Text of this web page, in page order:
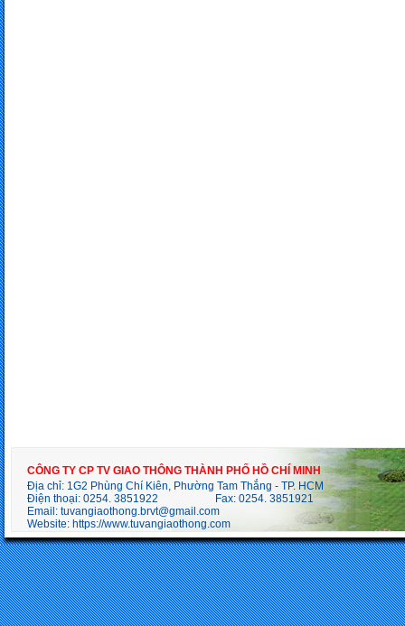
CÔNG TY CP TV GIAO THÔNG THÀNH PHỐ HỒ CHÍ MINH
Địa chỉ: 1G2 Phùng Chí Kiên, Phường Tam Thắng - TP. HCM
Điện thoại: 0254. 3851922 Fax: 0254. 3851921
Email: tuvangiaothong.brvt@gmail.com
Website: https://www.tuvangiaothong.com